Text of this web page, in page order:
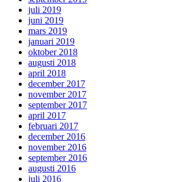
juli 2019
juni 2019
mars 2019
januari 2019
oktober 2018
augusti 2018
april 2018
december 2017
november 2017
september 2017
april 2017
februari 2017
december 2016
november 2016
september 2016
augusti 2016
juli 2016